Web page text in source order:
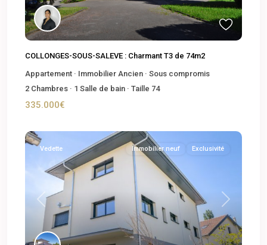
COLLONGES-SOUS-SALEVE : Charmant T3 de 74m2
Appartement · Immobilier Ancien · Sous compromis
2 Chambres · 1 Salle de bain · Taille 74
335.000€
Previous Next
Vedette Immobilier neuf Exclusivité